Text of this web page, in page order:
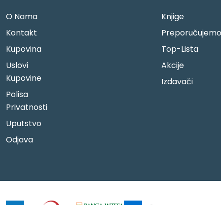
O Nama
Kontakt
Kupovina
Uslovi
Kupovine
Polisa
Privatnosti
Uputstvo
Odjava
Knjige
Preporučujemo
Top-Lista
Akcije
Izdavači